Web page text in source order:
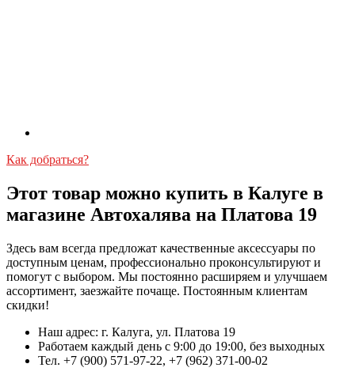
Как добраться?
Этот товар можно купить в Калуге в
магазине Автохалява на Платова 19
Здесь вам всегда предложат качественные аксессуары по
доступным ценам, профессионально проконсультируют и
помогут с выбором. Мы постоянно расширяем и улучшаем
ассортимент, заезжайте почаще. Постоянным клиентам
скидки!
Наш адрес: г. Калуга, ул. Платова 19
Работаем каждый день с 9:00 до 19:00, без выходных
Тел. +7 (900) 571-97-22, +7 (962) 371-00-02